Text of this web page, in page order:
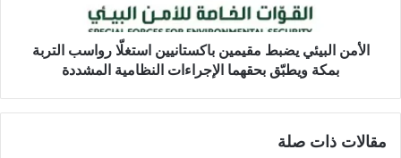
الأمن البيئي يضبط مقيمين باكستانيين استغلّا رواسب التربة
بمكة ويطبّق بحقهما الإجراءات النظامية المشددة
مقالات ذات صلة